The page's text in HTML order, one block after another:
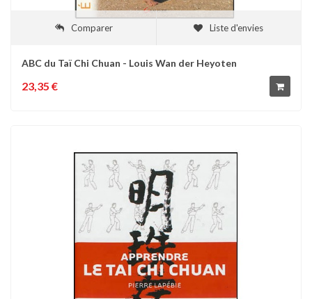
Comparer Liste d'envies
ABC du Taï Chi Chuan - Louis Wan der Heyoten
23,35 €